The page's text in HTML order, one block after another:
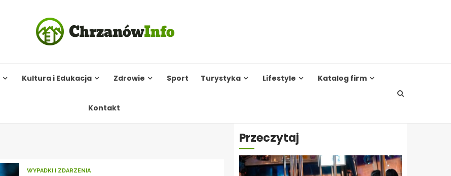
Kultura i Edukacja Zdrowie Sport Turystyka Lifestyle Katalog firm
Kontakt
WYPADKI I ZDARZENIA
Przeczytaj